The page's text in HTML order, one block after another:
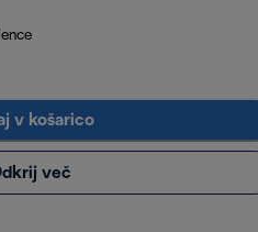
v košarico
več